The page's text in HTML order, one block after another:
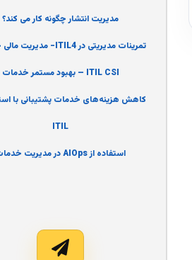
مدیریت انتشار چگونه کار می کند؟
تمرینات مدیریتی در ITIL4- مدیریت مالی خدمات
ITIL CSI – بهبود مستمر خدمات
کاهش هزینه‌های خدمات پشتیبانی با
ITIL
استفاده از AIOps در مدیریت خدمات